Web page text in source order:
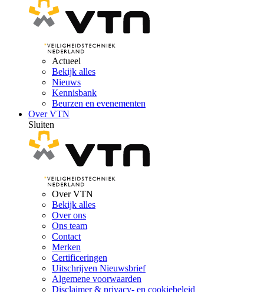
Actueel
Bekijk alles
Nieuws
Kennisbank
Beurzen en evenementen
Over VTN
Sluiten
Over VTN
Bekijk alles
Over ons
Ons team
Contact
Merken
Certificeringen
Uitschrijven Nieuwsbrief
Algemene voorwaarden
Disclaimer & privacy- en cookiebeleid